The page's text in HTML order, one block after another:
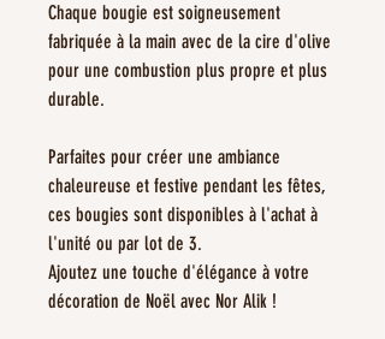
Chaque bougie est soigneusement
fabriquée à la main avec de la cire d'olive
pour une combustion plus propre et plus
durable.
Parfaites pour créer une ambiance
chaleureuse et festive pendant les fêtes,
ces bougies sont disponibles à l'achat à
l'unité ou par lot de 3.
Ajoutez une touche d'élégance à votre
décoration de Noël avec Nor Alik !